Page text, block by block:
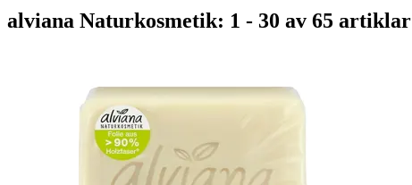
alviana Naturkosmetik: 1 - 30 av 65 artiklar